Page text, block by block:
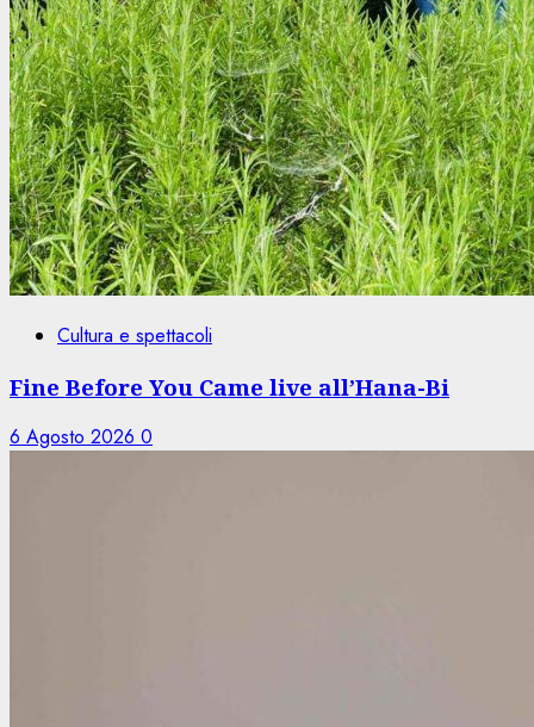
Cultura e spettacoli
Fine Before You Came live all’Hana-Bi
6 Agosto 2026 0